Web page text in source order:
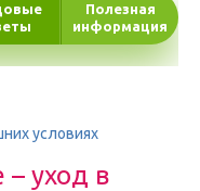
Полезная
информация
условиях
– уход в